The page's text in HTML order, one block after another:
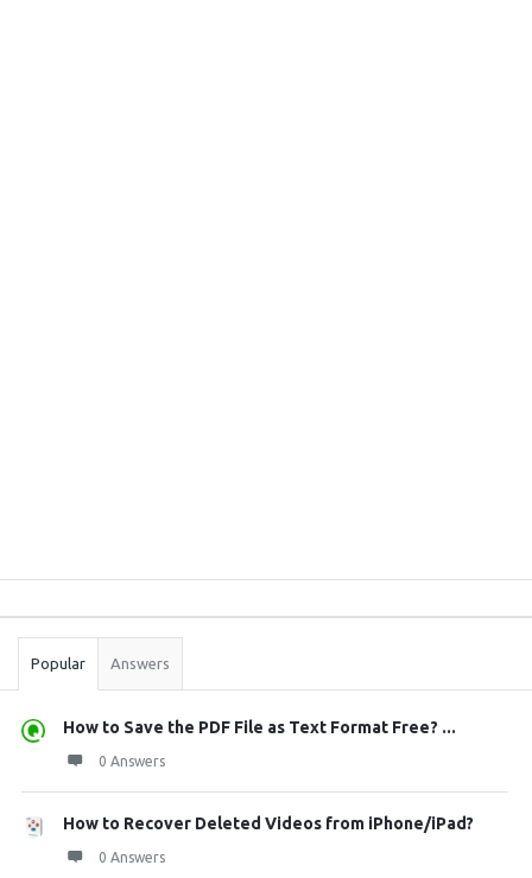
Stats
Popular Answers
How to Save the PDF File as Text Format Free? ...
0 Answers
How to Recover Deleted Videos from iPhone/iPad?
0 Answers